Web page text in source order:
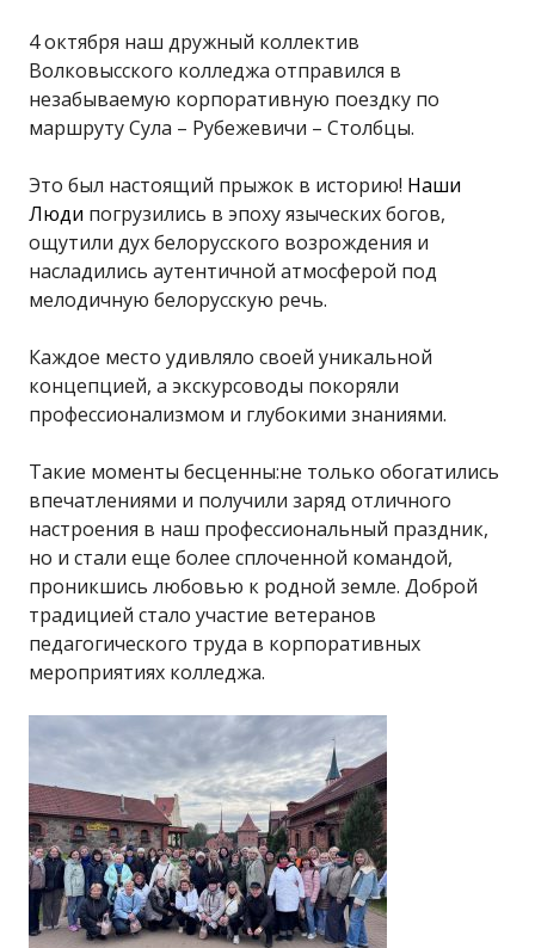
4 октября наш дружный коллектив
Волковысского колледжа отправился в
незабываемую корпоративную поездку по
маршруту Сула – Рубежевичи – Столбцы.
Это был настоящий прыжок в историю! Наши
Люди погрузились в эпоху языческих богов,
ощутили дух белорусского возрождения и
насладились аутентичной атмосферой под
мелодичную белорусскую речь.
Каждое место удивляло своей уникальной
концепцией, а экскурсоводы покоряли
профессионализмом и глубокими знаниями.
Такие моменты бесценны:не только обогатились
впечатлениями и получили заряд отличного
настроения в наш профессиональный праздник,
но и стали еще более сплоченной командой,
проникшись любовью к родной земле. Доброй
традицией стало участие ветеранов
педагогического труда в корпоративных
мероприятиях колледжа.